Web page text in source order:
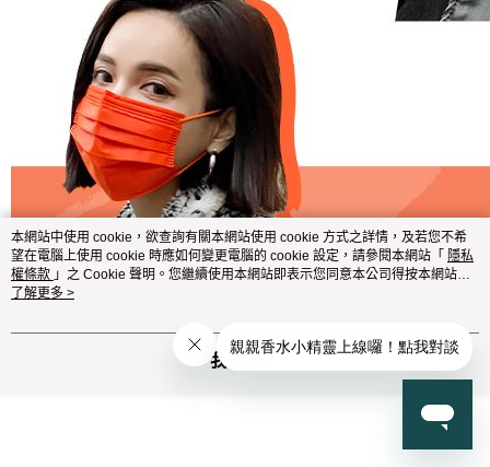
本網站中使用 cookie，欲查詢有關本網站使用 cookie 方式之詳情，及若您不希
望在電腦上使用 cookie 時應如何變更電腦的 cookie 設定，請參閱本網站「 隱私
權條款 」之 Cookie 聲明。您繼續使用本網站即表示您同意本公司得按本網站使
用條款之 Cookie 聲明使用 cookie。
了解更多 >
我知道了